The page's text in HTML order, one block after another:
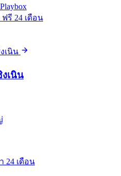
ฟรี 24 เดือน
เนิน
เนิน
24 เดือน